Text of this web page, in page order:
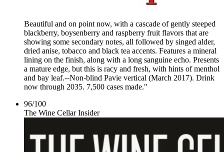
Beautiful and on point now, with a cascade of gently steeped
blackberry, boysenberry and raspberry fruit flavors that are
showing some secondary notes, all followed by singed alder,
dried anise, tobacco and black tea accents. Features a mineral
lining on the finish, along with a long sanguine echo. Presents
a mature edge, but this is racy and fresh, with hints of menthol
and bay leaf.--Non-blind Pavie vertical (March 2017). Drink
now through 2035. 7,500 cases made."
96/100
The Wine Cellar Insider